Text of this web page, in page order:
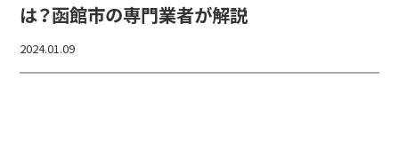
は？函館市の専門業者が解説
2024.01.09